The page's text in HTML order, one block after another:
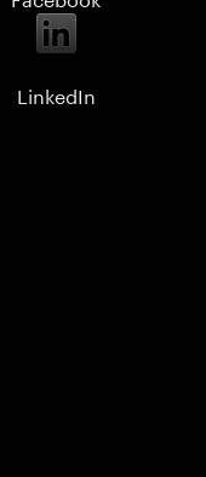
LinkedIn